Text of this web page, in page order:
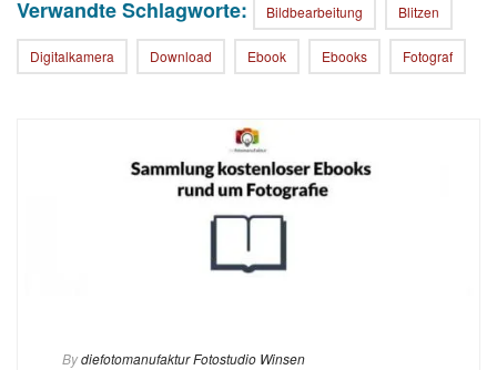
Verwandte Schlagworte: Bildbearbeitung Blitzen
Digitalkamera Download Ebook Ebooks Fotograf
Bydiefotomanufaktur Fotostudio Winsen